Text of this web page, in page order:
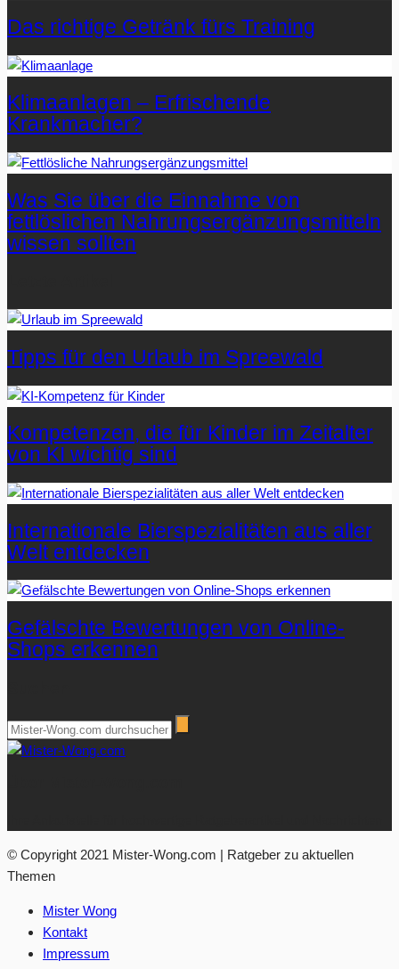
Das richtige Getränk fürs Training
Klimaanlagen – Erfrischende
Krankmacher?
Was Sie über die Einnahme von
fettlöslichen Nahrungsergänzungsmitteln
wissen sollten
Tipps für den Urlaub im Spreewald
Kompetenzen, die für Kinder im Zeitalter
von KI wichtig sind
Internationale Bierspezialitäten aus aller
Welt entdecken
Gefälschte Bewertungen von Online-
Shops erkennen
© Copyright 2021 Mister-Wong.com | Ratgeber zu aktuellen
Themen
Mister Wong
Kontakt
Impressum